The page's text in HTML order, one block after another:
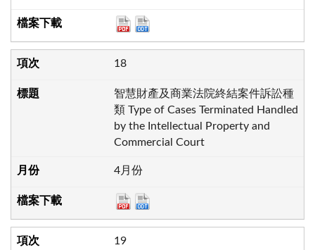
18
智慧財產及商業法院終結案件訴訟種
類 Type of Cases Terminated Handled
by the Intellectual Property and
Commercial Court
4月份
19